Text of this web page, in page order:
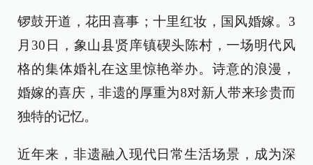
锣鼓开道，花田喜事；十里红妆，国风婚嫁。3
月30日，象山县贤庠镇碶头陈村，一场明代风
格的集体婚礼在这里惊艳举办。诗意的浪漫，
婚嫁的喜庆，非遗的厚重为8对新人带来珍贵而
独特的记忆。
近年来，非遗融入现代日常生活场景，成为深